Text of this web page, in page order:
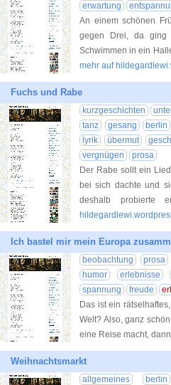
erwartung
An einem schönen
gegen Drei, da ging
Schwimmen in ein
mehr auf
Fuchs und Rabe
kurzgeschichten
tanz
gesang berlin
lyrik
übermut
vergnügen
prosa
Der Rabe sollt ein
bei sich dachte und
deshalb probierte
Ich bastel mir mein Europa
beobachtung prosa
humor
erlebnisse
spannung
freude
Das ist ein
Welt? Also, ganz
eine Reise macht,
Weihnachtsmarkt
allgemeines berlin